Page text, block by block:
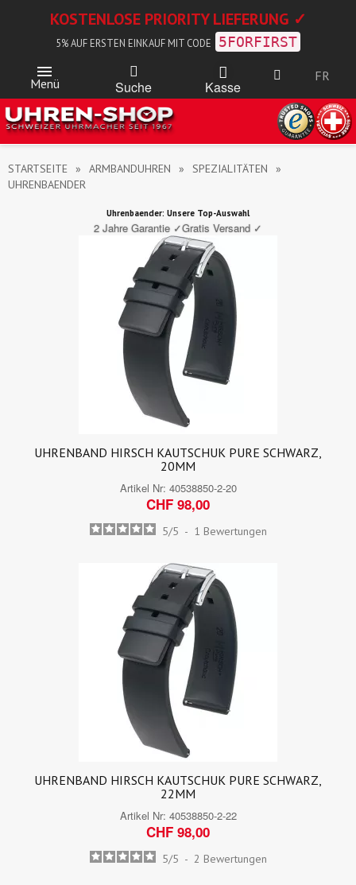
KOSTENLOSE PRIORITY LIEFERUNG ✓
5% AUF ERSTEN EINKAUF MIT CODE 5FORFIRST
Menü Suche Kasse
FR
STARTSEITE ARMBANDUHREN
SPEZIALITÄTEN
UHRENBAENDER
Uhrenbaender: Unsere Top-Auswahl
2 Jahre Garantie ✓Gratis Versand ✓
UHRENBAND HIRSCH KAUTSCHUK PURE SCHWARZ,
20MM
Artikel Nr: 40538850-2-20
CHF 98,00
5/5 - 1 Bewertungen
UHRENBAND HIRSCH KAUTSCHUK PURE SCHWARZ,
22MM
Artikel Nr: 40538850-2-22
CHF 98,00
5/5 - 2 Bewertungen